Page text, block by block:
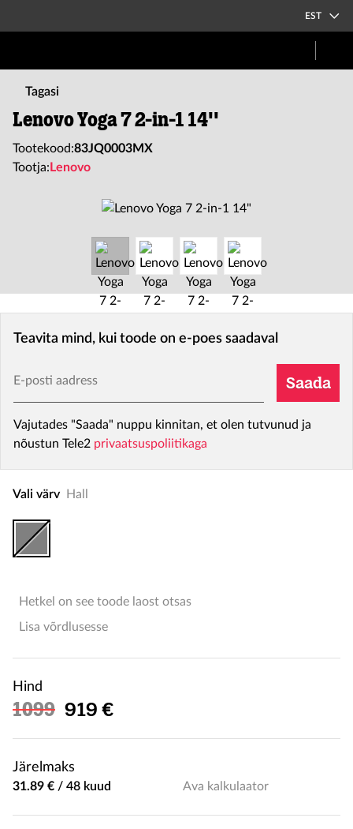
EST
Tagasi
Lenovo Yoga 7 2-in-1 14''
Tootekood:83JQ0003MX
Tootja: Lenovo
Teavita mind, kui toode on e-poes saadaval
E-posti aadress
Saada
Vajutades "Saada" nuppu kinnitan, et olen tutvunud ja
nõustun Tele2 privaatsuspoliitikaga
Vali värv Hall
Hetkel on see toode laost otsas
Lisa võrdlusesse
Hind
1099 Soodushind
919 €
Järelmaks
31.89 € / 48 kuud Ava kalkulaator